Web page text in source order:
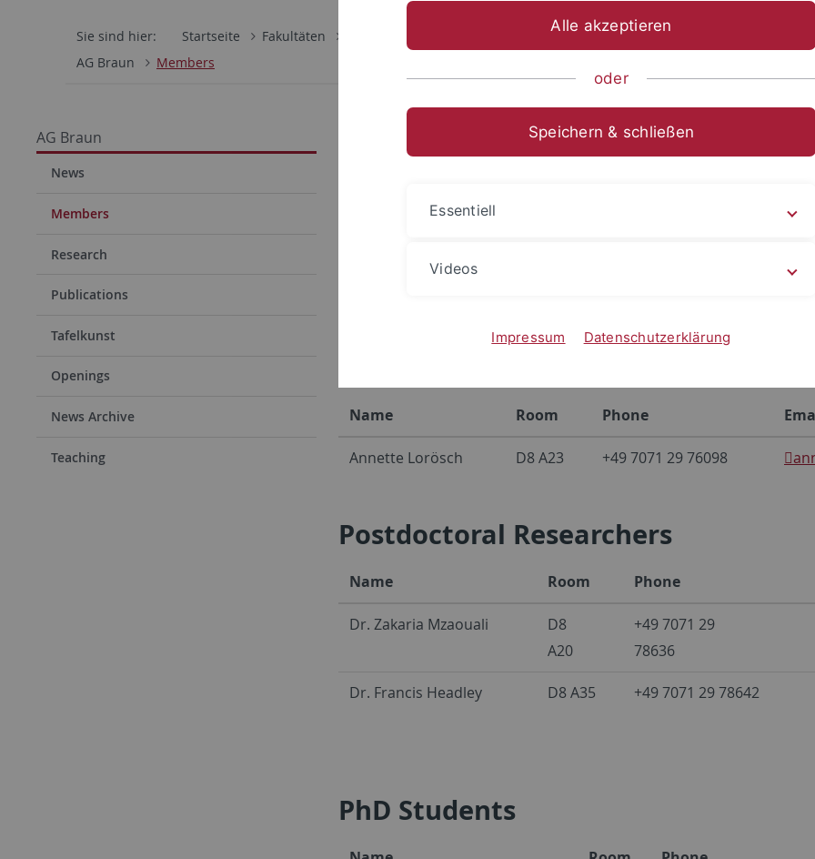
Sie sind hier: Startseite Fakultäten Mathematisch-Naturwissenschaftliche Fakultät ... Institut
AG Braun
Members
AG Braun
News
Members
Research
Publications
Tafelkunst
Openings
News Archive
Teaching
Name Room Phone
Annette Lorösch D8 A23 +49 7071 29 76098
Postdoctoral Researchers
Name Room Phone
Dr. Zakaria Mzaouali
D8
A20
+49 7071 29
78636
Dr. Francis Headley D8 A35 +49 7071 29 78642
PhD Students
Alle akzeptieren
oder
Speichern & schließen
Essentiell
Videos
Impressum Datenschutzerklärung